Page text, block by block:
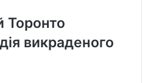
Торонто
викраденого